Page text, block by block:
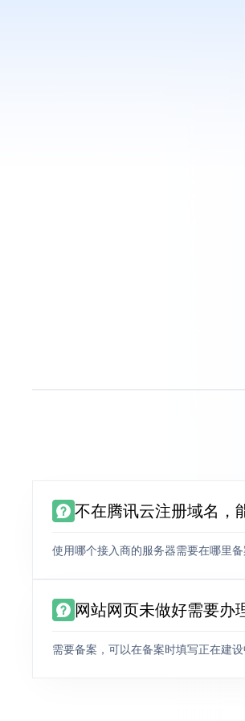
不在腾讯云注册域名，
使用哪个接入商的服务器需要在哪里
网站网页未做好需要办
需要备案，可以在备案时填写正在建设